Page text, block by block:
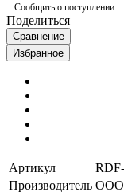
Сообщить о поступлении
Поделиться
Сравнение
Избранное
Артикул
Производитель ООО